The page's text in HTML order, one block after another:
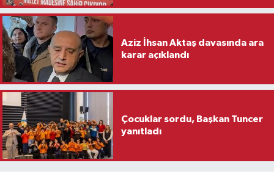
Aziz İhsan Aktaş davasında ara
karar açıklandı
Çocuklar sordu, Başkan Tuncer
yanıtladı